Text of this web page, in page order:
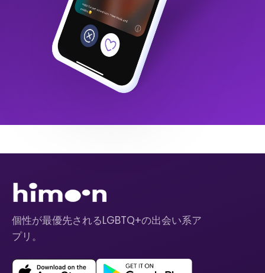
個性が最優先されるLGBTQ+の出会い系ア
プリ。